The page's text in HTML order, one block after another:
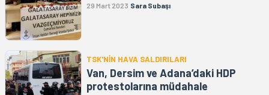
29 Mart 2023 Sara Subaşı
TSK'NİN HAVA SALDIRILARI
Van, Dersim ve Adana’daki HDP
protestolarına müdahale